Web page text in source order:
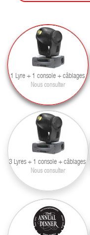
1 Lyre + 1 console + câblages
Nous consulter
3 Lyres + 1 console + câblages
Nous consulter